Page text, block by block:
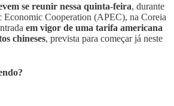
se reunir nessa quinta-feira, durante
Economic Cooperation (APEC), na Coreia
em vigor de uma tarifa americana
chineses, prevista para começar já neste